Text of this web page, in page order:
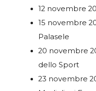
12 novembre
15 novembre
Palasele
20 novembre
dello Sport
23 novembre